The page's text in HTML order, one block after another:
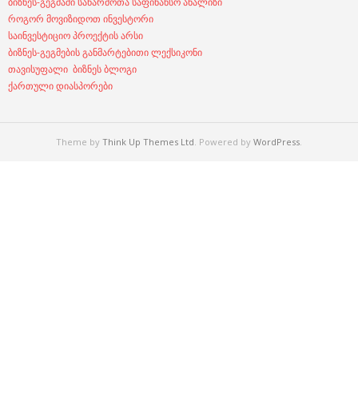
როგორ მოვიზიდოთ ინვესტორი
საინვესტიციო პროექტის არსი
ბიზნეს-გეგმების განმარტებითი ლექსიკონი
თავისუფალი ბიზნეს ბლოგი
ქართული დიასპორები
Theme by Think Up Themes Ltd . Powered by WordPress